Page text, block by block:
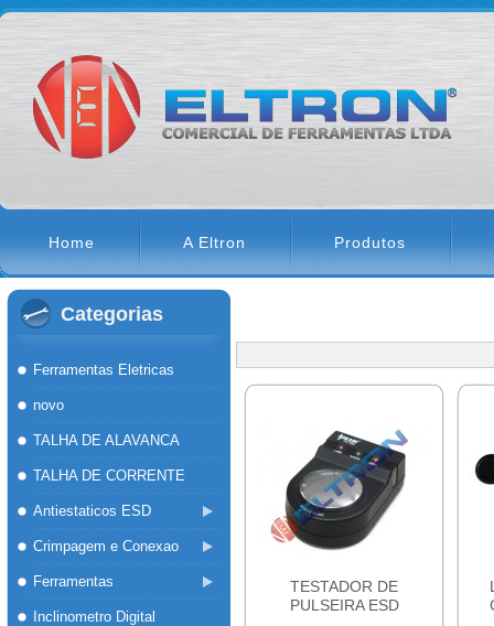
Home A Eltron Produtos
Categorias
Ferramentas Eletricas
novo
TALHA DE ALAVANCA
TALHA DE CORRENTE
Antiestaticos ESD
Crimpagem e Conexao
Ferramentas
Inclinometro Digital
TESTADOR DE
PULSEIRA ESD